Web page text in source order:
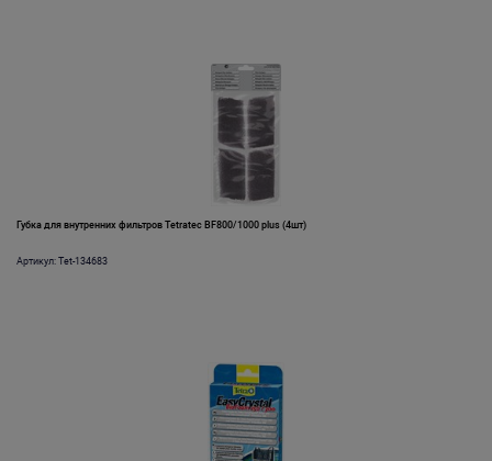
Губка для внутренних фильтров Tetratec BF800/1000 plus (4шт)
Артикул: Tet-134683